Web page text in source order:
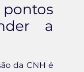
a
da CNH é